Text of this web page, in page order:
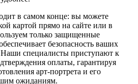
в самом конце: вы можете
картой прямо на сайте или в
только защищенные
безопасность ваших
специалисты приступают к
оплаты, гарантируя
арт-портрета и его
ожиданиям.